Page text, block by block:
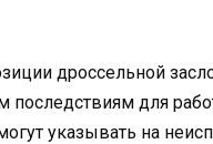
дроссельной
для
указывать на